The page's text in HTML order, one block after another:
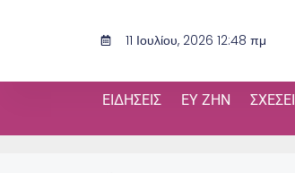
11 Ιουλίου, 2026 12:48 πμ
ΕΙΔΉΣΕΙΣ ΕΥ ΖΗΝ